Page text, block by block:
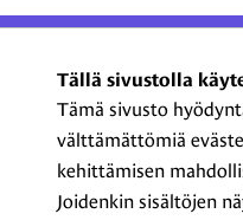
Tällä sivustolla
Tämä sivusto
välttämättömiä
kehittämisen
Joidenkin sisältöjen
ProCom –
Kasarmikatu 23 A
00130 Helsinki
+358 44 720 3022